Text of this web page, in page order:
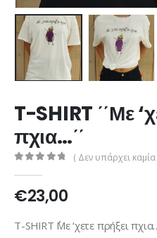
T-SHIRT ΄΄Με
πχια…΄΄
( Δεν υπάρχει
€23,00
T-SHIRT ΄΄Με ‘χετε πρήξει